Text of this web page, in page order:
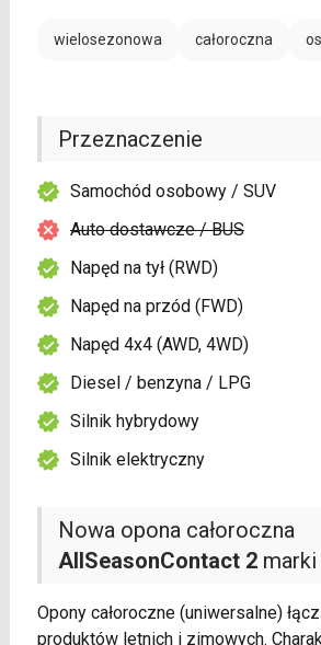
wielosezonowa całoroczna
Nowa opona całoroczna
AllSeasonContact 2marki
Opony całoroczne (uniwersalne)
produktów letnich i zimowych.
Przeznaczenie
Samochód osobowy / SUV
Auto dostawcze / BUS
Napęd na tył (RWD)
Napęd na przód (FWD)
Napęd 4x4 (AWD, 4WD)
Diesel / benzyna / LPG
Silnik hybrydowy
Silnik elektryczny